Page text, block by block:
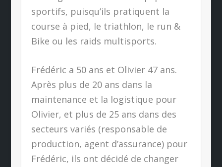
sportifs, puisqu’ils pratiquent la
course à pied, le triathlon, le run &
Bike ou les raids multisports.
Frédéric a 50 ans et Olivier 47 ans.
Après plus de 20 ans dans la
maintenance et la logistique pour
Olivier, et plus de 25 ans dans des
secteurs variés (responsable de
production, agent d’assurance) pour
Frédéric, ils ont décidé de changer